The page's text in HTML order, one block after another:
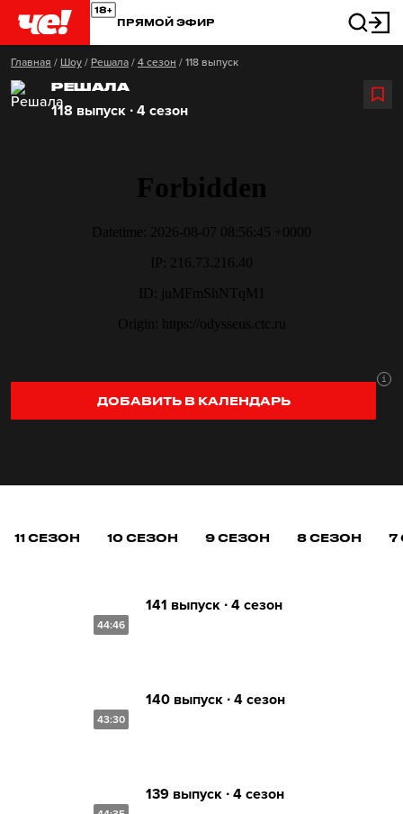
ПРЯМОЙ ЭФИР
Главная / Шоу / Решала / 4 сезон / 118 выпуск
РЕШАЛА
118 выпуск ∙ 4 сезон
ДОБАВИТЬ В КАЛЕНДАРЬ
11 СЕЗОН 10 СЕЗОН 9 СЕЗОН 8 СЕЗОН 7
44:46
141 выпуск ∙ 4 сезон
43:30
140 выпуск ∙ 4 сезон
139 выпуск ∙ 4 сезон